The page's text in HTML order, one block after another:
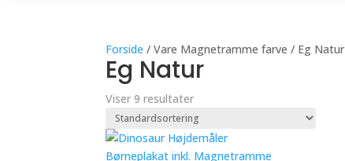
Forside / Vare Magnetramme farve / Eg Natur
Eg Natur
Viser 9 resultater